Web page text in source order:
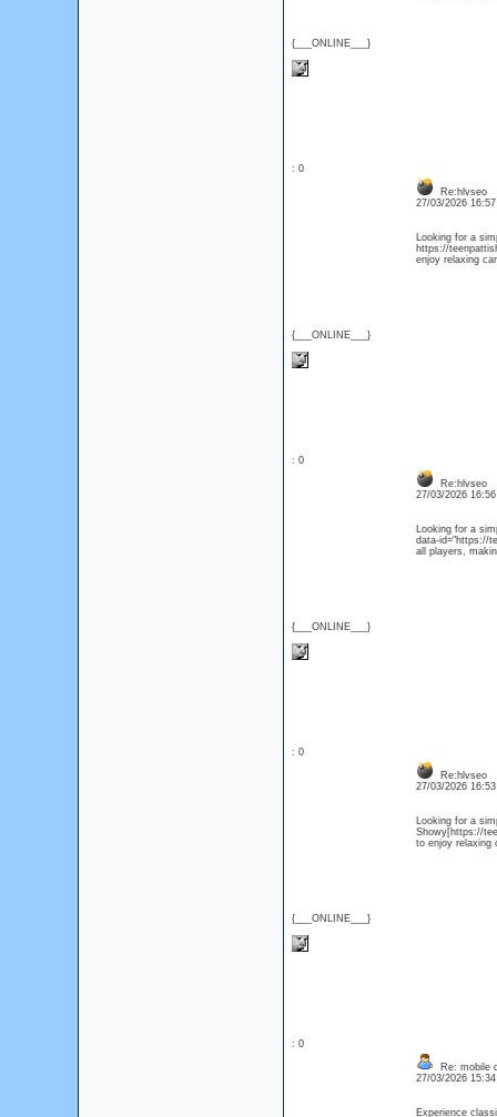
{___ONLINE___}
: 0
{___ONLINE___}
Re:hlvseo
27/03/2026
Looking for a
https://
enjoy relaxing
: 0
{___ONLINE___}
Re:hlvseo
27/03/2026
Looking for a
data-id="https://
all players,
: 0
{___ONLINE___}
Re:hlvseo
27/03/2026
Looking for a
Showy[https://
to enjoy relaxing
: 0
Re: mobile
27/03/2026
Experience